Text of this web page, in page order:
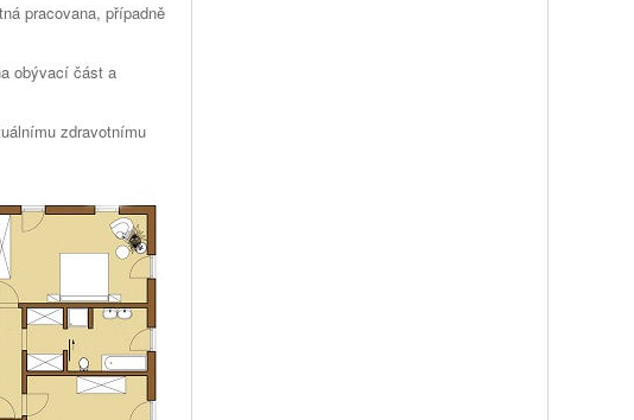
pracovana, případně
obývací část a
zdravotnímu